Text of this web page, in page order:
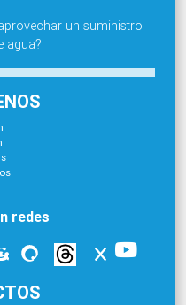
un suministro
agua?
redes